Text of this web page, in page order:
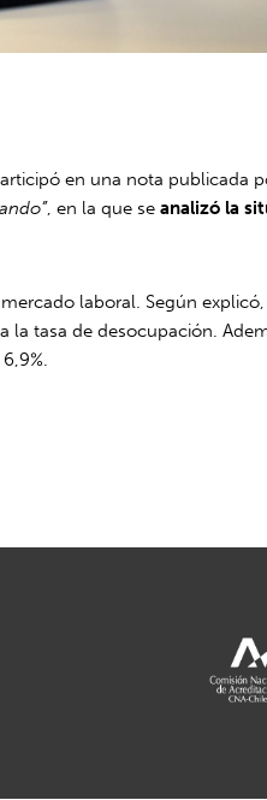
en una nota publicada
, en la que seanalizó la
laboral. Según
tasa de desocupación.